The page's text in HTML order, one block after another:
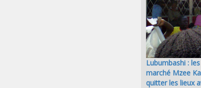
Lubumbashi :
marché Mzee
quitter les lieux